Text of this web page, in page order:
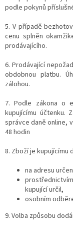
podle pokynů
5. V případě
cenu splněn
prodávajícího.
6. Prodávající
obdobnou platbu.
zálohou.
7. Podle zákona o
kupujícímu účtenku.
správce daně online,
48 hodin
8. Zboží je kupujícímu
na adresu
kupující určil,
osobním
9. Volba způsobu